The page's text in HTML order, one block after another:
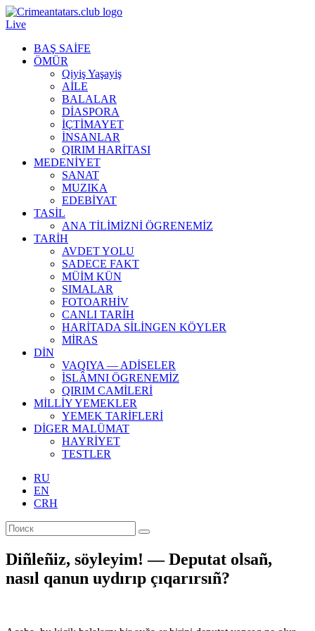
Live
BAŞ SAİFE
ÖMÜR
Qiyiş Yaşayiş
AİLE
BALALAR
DİASPORA
İÇTİMAYET
İNSANLAR
QIRIM HARİTASI
MEDENİYET
SANAT
MUZIKA
EDEBİYAT
TASİL
ANA TİLİMİZNİ ÖGRENEMİZ
TARİH
AVDET YOLU
SADECE FAKT
MÜİM KÜN
SIMАLAR
FOTOARHİV
CANLI TARİH
HARİTADA SİLİNGEN KÖYLER
MİRAS
DİN
VAQIYA — ADİSELER
İSLÂMNI ÖGRENEMİZ
QIRIM CAMİLERİ
MİLLİY YEMEKLER
YEMEK TARİFLERİ
DİGER MALÜMAT
HAYRİYET
TESTLER
RU
EN
CRH
Diñleñiz, söyleyim! — Deputat olsañ,
nasıl qanun uydırıp çıqarırsıñ?